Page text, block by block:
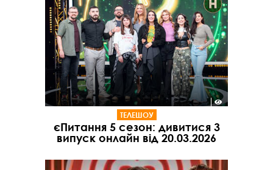
ТЕЛЕШОУ
єПитання 5 сезон: дивитися 3
випуск онлайн від 20.03.2026